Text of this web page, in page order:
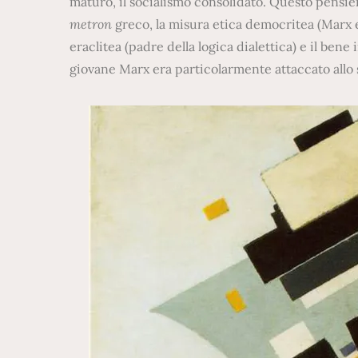
metron greco, la misura etica democritea
eraclitea (padre della logica dialettica) e il
giovane Marx era particolarmente attaccato